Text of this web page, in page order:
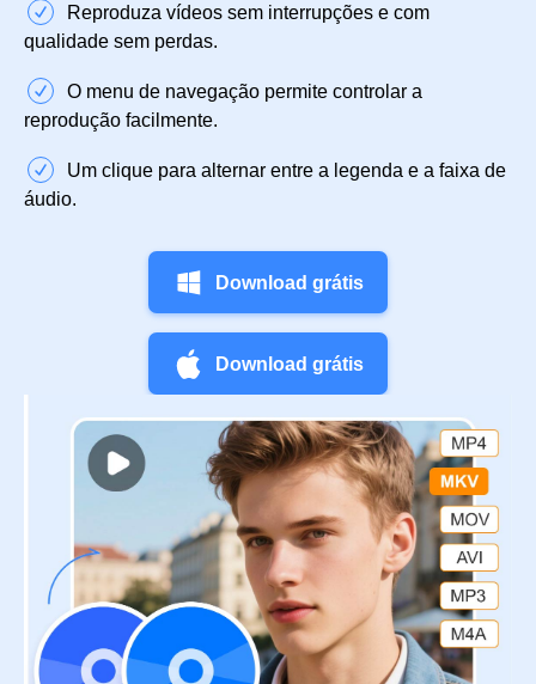
Reproduza vídeos sem interrupções e com
qualidade sem perdas.
O menu de navegação permite controlar a
reprodução facilmente.
Um clique para alternar entre a legenda e a faixa de
áudio.
Download grátis
Download grátis